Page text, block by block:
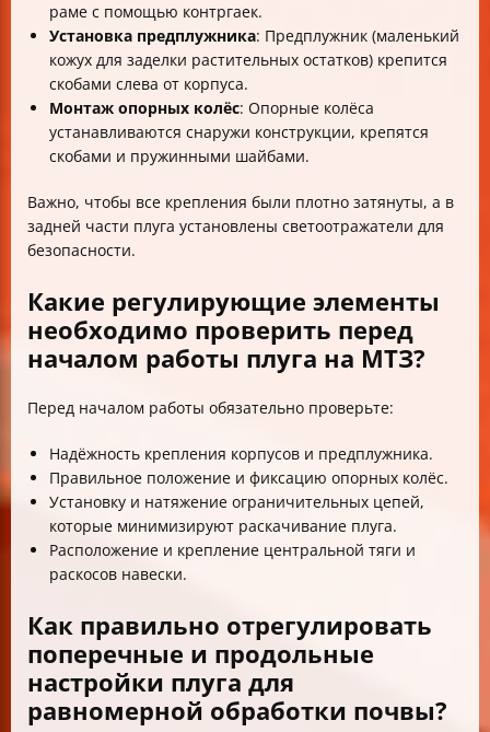
раме с помощью контргаек.
Установка предплужника: Предплужник (маленький
кожух для заделки растительных остатков) крепится
скобами слева от корпуса.
Монтаж опорных колёс: Опорные колёса
устанавливаются снаружи конструкции, крепятся
скобами и пружинными шайбами.
Важно, чтобы все крепления были плотно затянуты, а в
задней части плуга установлены светоотражатели для
безопасности.
Какие регулирующие элементы
необходимо проверить перед
началом работы плуга на МТЗ?
Перед началом работы обязательно проверьте:
Надёжность крепления корпусов и предплужника.
Правильное положение и фиксацию опорных колёс.
Установку и натяжение ограничительных цепей,
которые минимизируют раскачивание плуга.
Расположение и крепление центральной тяги и
раскосов навески.
Как правильно отрегулировать
поперечные и продольные
настройки плуга для
равномерной обработки почвы?